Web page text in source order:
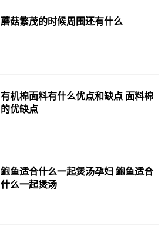
蘑菇繁茂的时候周围还有什么
有机棉面料有什么优点和缺点 面料棉
的优缺点
鲍鱼适合什么一起煲汤孕妇 鲍鱼适合
什么一起煲汤